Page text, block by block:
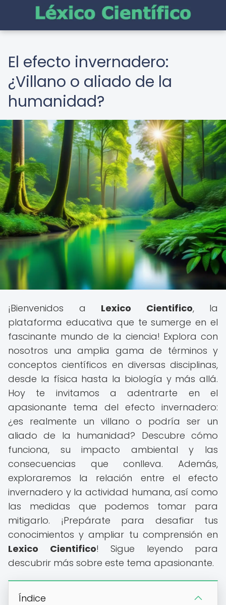
El efecto invernadero:
¿Villano o aliado de la
humanidad?
¡Bienvenidos a Lexico Cientifico, la
plataforma educativa que te sumerge en el
fascinante mundo de la ciencia! Explora con
nosotros una amplia gama de términos y
conceptos científicos en diversas disciplinas,
desde la física hasta la biología y más allá.
Hoy te invitamos a adentrarte en el
apasionante tema del efecto invernadero:
¿es realmente un villano o podría ser un
aliado de la humanidad? Descubre cómo
funciona, su impacto ambiental y las
consecuencias que conlleva. Además,
exploraremos la relación entre el efecto
invernadero y la actividad humana, así como
las medidas que podemos tomar para
mitigarlo. ¡Prepárate para desafiar tus
conocimientos y ampliar tu comprensión en
Lexico Cientifico! Sigue leyendo para
descubrir más sobre este tema apasionante.
Índice